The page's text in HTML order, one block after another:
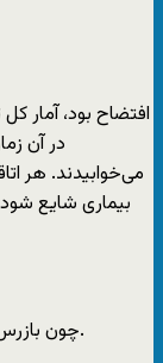
در آن
چون بازرس می‌آمد و می‌خواستند سروته قضیه را هم بیاورند.